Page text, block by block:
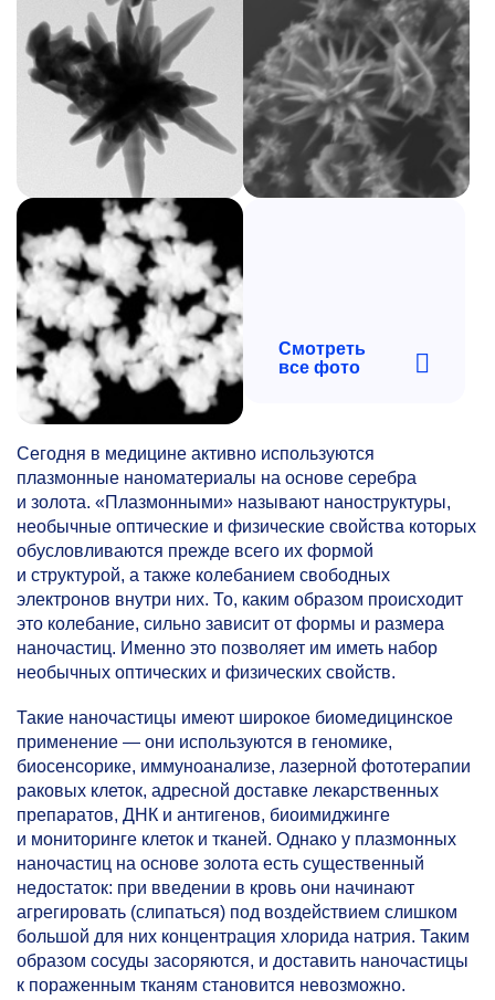
Смотреть
все фото
Сегодня в медицине активно используются
плазмонные наноматериалы на основе серебра
и золота. «Плазмонными» называют наноструктуры,
необычные оптические и физические свойства которых
обусловливаются прежде всего их формой
и структурой, а также колебанием свободных
электронов внутри них. То, каким образом происходит
это колебание, сильно зависит от формы и размера
наночастиц. Именно это позволяет им иметь набор
необычных оптических и физических свойств.
Такие наночастицы имеют широкое биомедицинское
применение — они используются в геномике,
биосенсорике, иммуноанализе, лазерной фототерапии
раковых клеток, адресной доставке лекарственных
препаратов, ДНК и антигенов, биоимиджинге
и мониторинге клеток и тканей. Однако у плазмонных
наночастиц на основе золота есть существенный
недостаток: при введении в кровь они начинают
агрегировать (слипаться) под воздействием слишком
большой для них концентрация хлорида натрия. Таким
образом сосуды засоряются, и доставить наночастицы
к пораженным тканям становится невозможно.